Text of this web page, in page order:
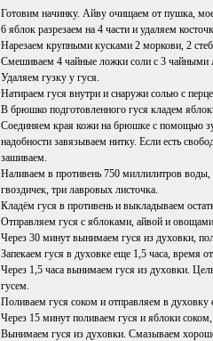
Готовим начинку. Айву очищаем от пушка,
6 яблок разрезаем на 4 части и удаляем
Нарезаем крупными кусками 2 моркови, 2
Смешиваем 4 чайные ложки соли с 3 чайными
Удаляем гузку у гуся.
Натираем гуся внутри и снаружи солью с
В брюшко подготовленного гуся кладем
Соединяем края кожи на брюшке с помощью
надобности завязываем нитку. Если есть
зашиваем.
Наливаем в противень 750 миллилитров
гвоздичек, три лавровых листочка.
Кладём гуся в противень и выкладываем
Отправляем гуся с яблоками, айвой и
Через 30 минут вынимаем гуся из духовки,
Запекаем гуся в духовке еще 1,5 часа, время
Через 1,5 часа вынимаем гуся из духовки.
гусем.
Поливаем гуся соком и отправляем в духовку
Через 15 минут поливаем гуся и яблоки
Вынимаем гуся из духовки. Смазываем